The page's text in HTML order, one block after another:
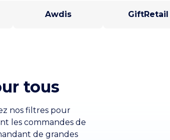
Awdis GiftRetail
tous
nos filtres pour
les commandes de
de grandes